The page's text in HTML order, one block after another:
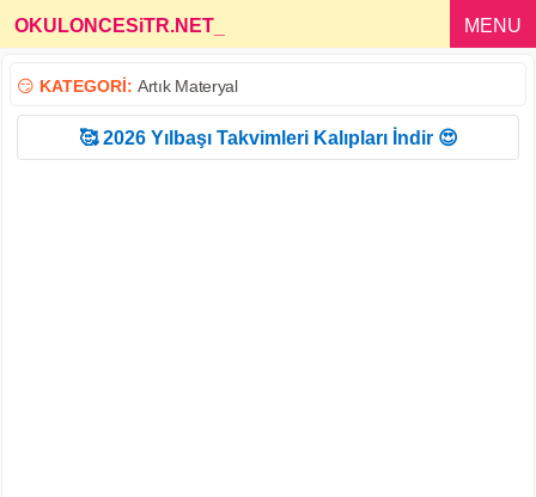
OKULONCESiTR.NET MENU
😏 KATEGORİ: Artık Materyal
🥰 2026 Yılbaşı Takvimleri Kalıpları İndir 😍